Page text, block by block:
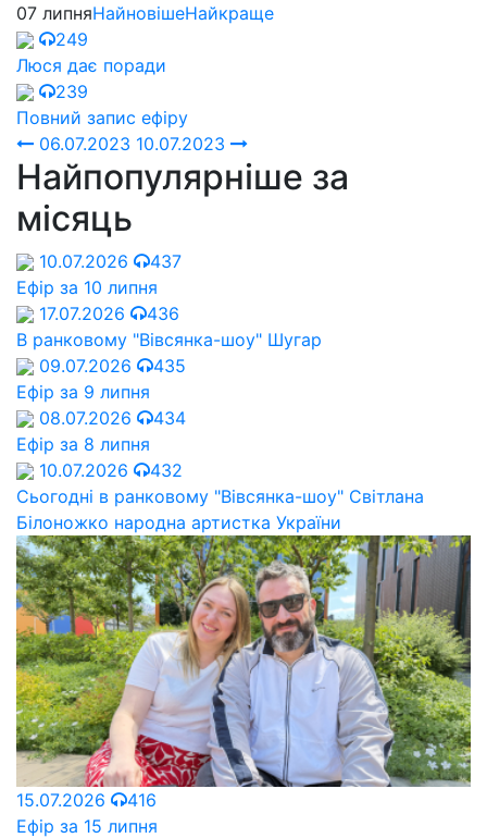
07 липняНайновішеНайкраще
249
Люся дає поради
239
Повний запис ефіру
06.07.2023 10.07.2023
Найпопулярніше за
місяць
10.07.2026
437
Ефір за 10 липня
17.07.2026
436
В ранковому "Вівсянка-шоу" Шугар
09.07.2026
435
Ефір за 9 липня
08.07.2026
434
Ефір за 8 липня
10.07.2026
432
Сьогодні в ранковому "Вівсянка-шоу" Cвітлана
Білоножко народна артистка України
15.07.2026
416
Ефір за 15 липня